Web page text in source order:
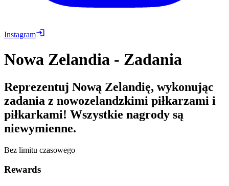
Instagram
Nowa Zelandia - Zadania
Reprezentuj Nową Zelandię, wykonując
zadania z nowozelandzkimi piłkarzami i
piłkarkami! Wszystkie nagrody są
niewymienne.
Bez limitu czasowego
Rewards